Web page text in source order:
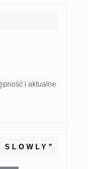
i aktualne